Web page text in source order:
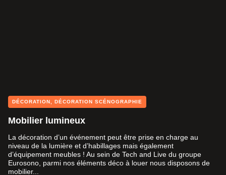
DÉCORATION DÉCORATION SCÉNOGRAPHIE
Mobilier lumineux
La décoration d’un événement peut être prise en charge au
niveau de la lumière et d’habillages mais également
d’équipement meubles ! Au sein de Tech and Live du groupe
Eurosono, parmi nos éléments déco à louer nous disposons de
mobilier...